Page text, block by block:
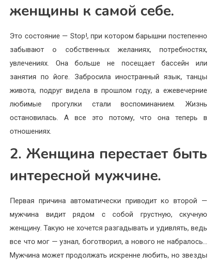
женщины к самой себе.
Это состояние — Stop!, при котором барышни постепенно
забывают о собственных желаниях, потребностях,
увлечениях. Она больше не посещает бассейн или
занятия по йоге. Забросила иностранный язык, танцы
живота, подруг видела в прошлом году, а ежевечерние
любимые прогулки стали воспоминанием. Жизнь
остановилась. А все это потому, что она теперь в
отношениях.
2. Женщина перестает быть
интересной мужчине.
Первая причина автоматически приводит ко второй —
мужчина видит рядом с собой грустную, скучную
женщину. Такую не хочется разгадывать и удивлять, ведь
все что мог — узнал, боготворил, а нового не набралось…
Мужчина может продолжать искренне любить, но звезды